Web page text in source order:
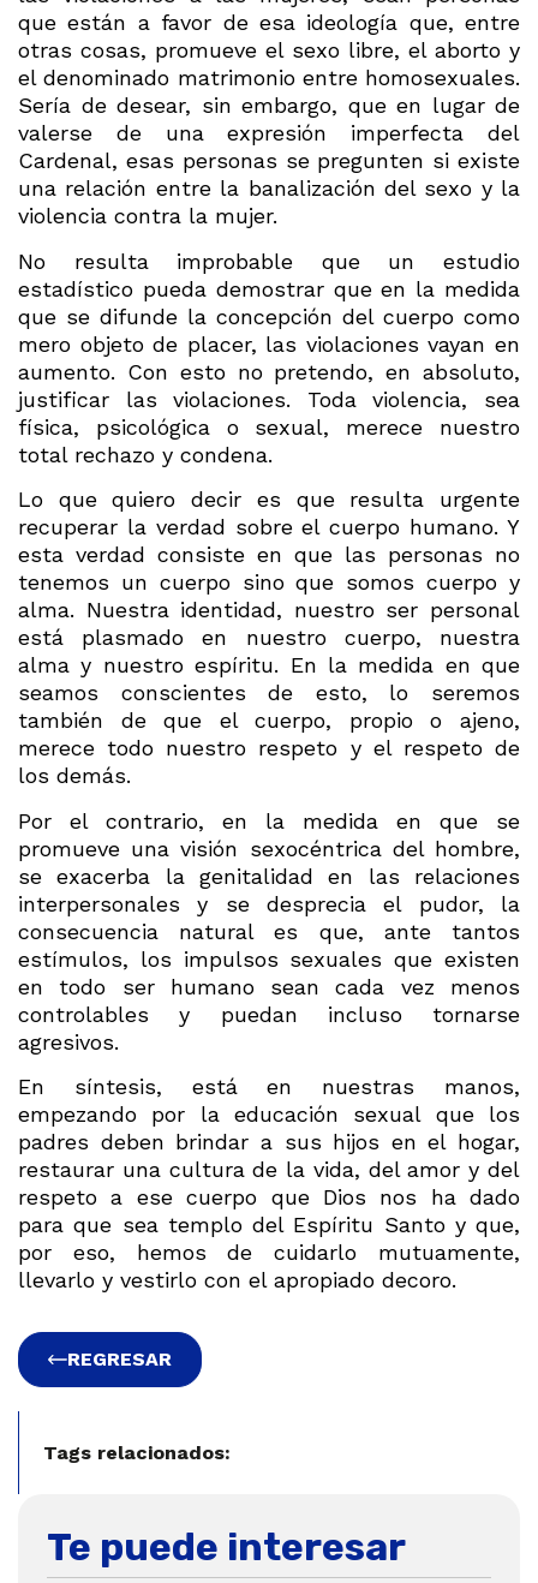
que están a favor de esa ideología que, entre
otras cosas, promueve el sexo libre, el aborto y
el denominado matrimonio entre homosexuales.
Sería de desear, sin embargo, que en lugar de
valerse de una expresión imperfecta del
Cardenal, esas personas se pregunten si existe
una relación entre la banalización del sexo y la
violencia contra la mujer.
No resulta improbable que un estudio
estadístico pueda demostrar que en la medida
que se difunde la concepción del cuerpo como
mero objeto de placer, las violaciones vayan en
aumento. Con esto no pretendo, en absoluto,
justificar las violaciones. Toda violencia, sea
física, psicológica o sexual, merece nuestro
total rechazo y condena.
Lo que quiero decir es que resulta urgente
recuperar la verdad sobre el cuerpo humano. Y
esta verdad consiste en que las personas no
tenemos un cuerpo sino que somos cuerpo y
alma. Nuestra identidad, nuestro ser personal
está plasmado en nuestro cuerpo, nuestra
alma y nuestro espíritu. En la medida en que
seamos conscientes de esto, lo seremos
también de que el cuerpo, propio o ajeno,
merece todo nuestro respeto y el respeto de
los demás.
Por el contrario, en la medida en que se
promueve una visión sexocéntrica del hombre,
se exacerba la genitalidad en las relaciones
interpersonales y se desprecia el pudor, la
consecuencia natural es que, ante tantos
estímulos, los impulsos sexuales que existen
en todo ser humano sean cada vez menos
controlables y puedan incluso tornarse
agresivos.
En síntesis, está en nuestras manos,
empezando por la educación sexual que los
padres deben brindar a sus hijos en el hogar,
restaurar una cultura de la vida, del amor y del
respeto a ese cuerpo que Dios nos ha dado
para que sea templo del Espíritu Santo y que,
por eso, hemos de cuidarlo mutuamente,
llevarlo y vestirlo con el apropiado decoro.
REGRESAR
Tags relacionados:
Te puede interesar